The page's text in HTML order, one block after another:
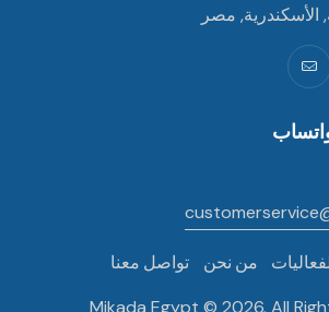
مصر
من نحن تواصل معنا
Mikada Egypt © 2026. All